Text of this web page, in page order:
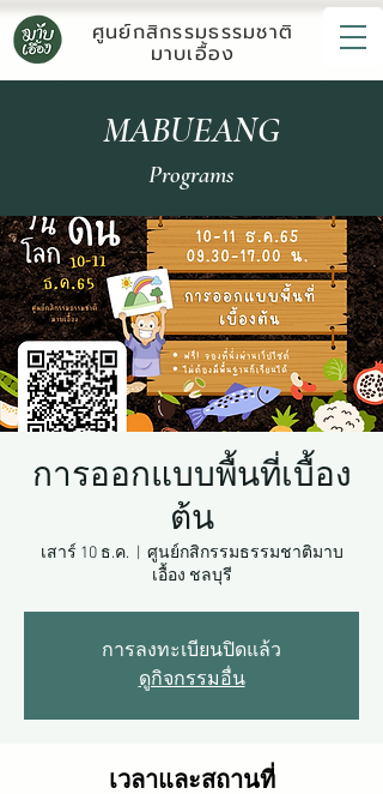
ศูนย์กสิกรรมธรรมชาติ
มาบเอื้อง
MABUEANG
Programs
การออกแบบพื้นที่เบื้อง
ต้น
เสาร์ 10 ธ.ค.
ศูนย์กสิกรรมธรรมชาติมาบ
เอื้อง ชลบุรี
การลงทะเบียนปิดแล้ว
ดูกิจกรรมอื่น
เวลาและสถานที่